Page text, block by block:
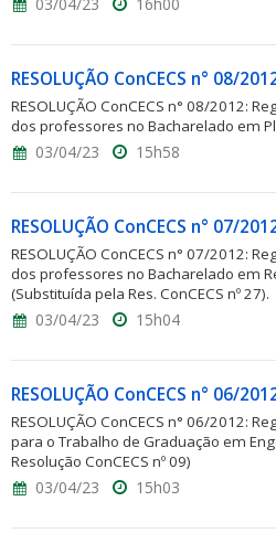
RESOLUÇÃO ConCECS n° 08/
RESOLUÇÃO ConCECS n° 08/2012:
dos professores no Bacharelado em
03/04/23 15h58
RESOLUÇÃO ConCECS n° 07/
RESOLUÇÃO ConCECS n° 07/2012:
dos professores no Bacharelado em
(Substituída pela Res. ConCECS nº 27).
03/04/23 15h04
RESOLUÇÃO ConCECS n° 06/
RESOLUÇÃO ConCECS n° 06/2012:
para o Trabalho de Graduação em
Resolução ConCECS nº 09)
03/04/23 15h03